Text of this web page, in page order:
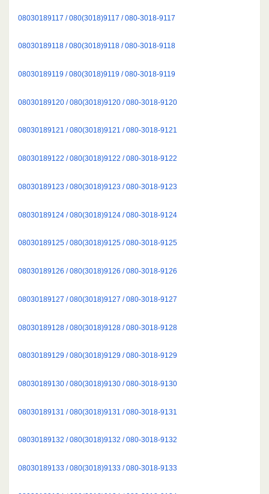
08030189117 / 080(3018)9117 / 080-3018-9117
08030189118 / 080(3018)9118 / 080-3018-9118
08030189119 / 080(3018)9119 / 080-3018-9119
08030189120 / 080(3018)9120 / 080-3018-9120
08030189121 / 080(3018)9121 / 080-3018-9121
08030189122 / 080(3018)9122 / 080-3018-9122
08030189123 / 080(3018)9123 / 080-3018-9123
08030189124 / 080(3018)9124 / 080-3018-9124
08030189125 / 080(3018)9125 / 080-3018-9125
08030189126 / 080(3018)9126 / 080-3018-9126
08030189127 / 080(3018)9127 / 080-3018-9127
08030189128 / 080(3018)9128 / 080-3018-9128
08030189129 / 080(3018)9129 / 080-3018-9129
08030189130 / 080(3018)9130 / 080-3018-9130
08030189131 / 080(3018)9131 / 080-3018-9131
08030189132 / 080(3018)9132 / 080-3018-9132
08030189133 / 080(3018)9133 / 080-3018-9133